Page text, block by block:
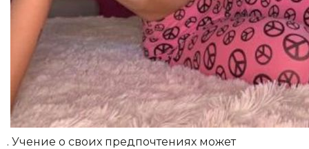
. Учение о своих предпочтениях может